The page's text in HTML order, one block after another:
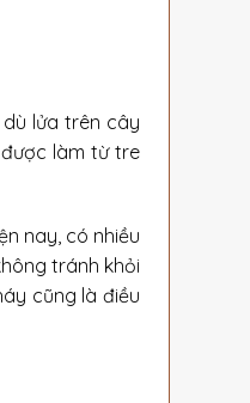
lửa trên cây
làm từ tre
nay, có nhiều
tránh khỏi
cũng là điều